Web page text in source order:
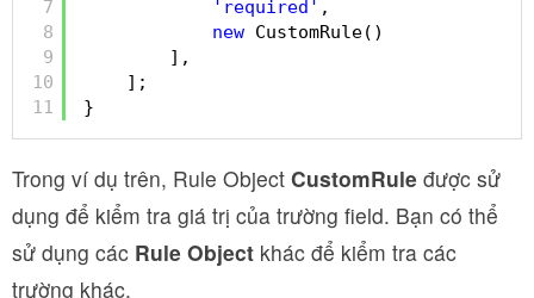
7
8
9
10
11
'required' ,
new CustomRule()
],
];
}
Trong ví dụ trên, Rule Object CustomRule được sử
dụng để kiểm tra giá trị của trường field. Bạn có thể
sử dụng các Rule Object khác để kiểm tra các
trường khác.